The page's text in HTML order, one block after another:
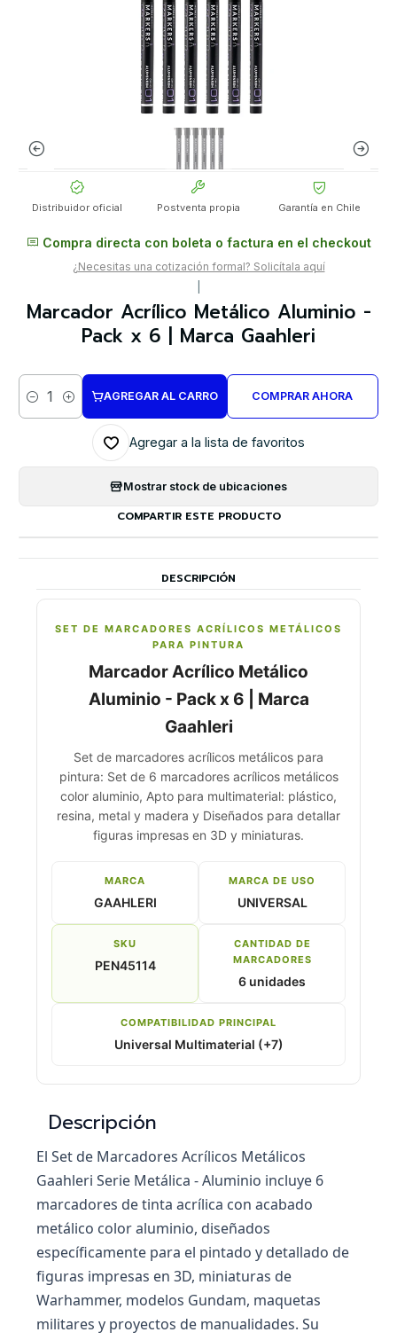
Distribuidor oficial Postventa propia Garantía en Chile
Compra directa con boleta o factura en el checkout
¿Necesitas una cotización formal? Solicítala aquí
Marcador Acrílico Metálico Aluminio -
Pack x 6 | Marca GaahIeri
Cantidad
AGREGAR AL CARRO COMPRAR AHORA
Agregar a la lista de favoritos
Mostrar stock de ubicaciones
COMPARTIR ESTE PRODUCTO
DESCRIPCIÓN
SET DE MARCADORES ACRÍLICOS METÁLICOS
PARA PINTURA
Marcador Acrílico Metálico
Aluminio - Pack x 6 | Marca
GaahIeri
Set de marcadores acrílicos metálicos para
pintura: Set de 6 marcadores acrílicos metálicos
color aluminio, Apto para multimaterial: plástico,
resina, metal y madera y Diseñados para detallar
figuras impresas en 3D y miniaturas.
MARCA
GAAHLERI
MARCA DE USO
UNIVERSAL
SKU
PEN45114
CANTIDAD DE
MARCADORES
6 unidades
COMPATIBILIDAD PRINCIPAL
Universal Multimaterial (+7)
Descripción
El Set de Marcadores Acrílicos Metálicos
Gaahleri Serie Metálica - Aluminio incluye 6
marcadores de tinta acrílica con acabado
metálico color aluminio, diseñados
específicamente para el pintado y detallado de
figuras impresas en 3D, miniaturas de
Warhammer, modelos Gundam, maquetas
militares y proyectos de manualidades. Su